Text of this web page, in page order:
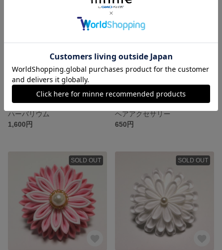
ハーバリウム
1,600円
ヘアアクセサリー
650円
SOLD OUT SOLD OUT